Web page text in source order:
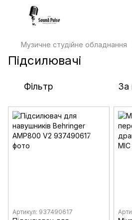
Музичне студійне обладнання
Підсилювачі
Фільтр За
Артикул: 937490617